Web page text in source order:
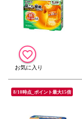
8/10時点_ポイント最大15倍